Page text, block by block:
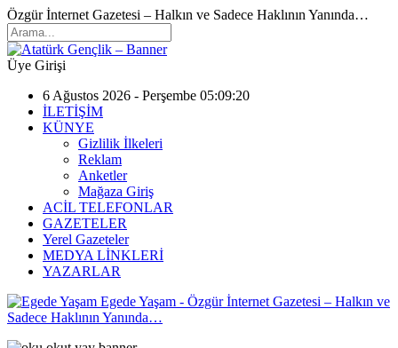
Özgür İnternet Gazetesi – Halkın ve Sadece Haklının Yanında…
Üye Girişi
6 Ağustos 2026 - Perşembe 05:09:20
İLETİŞİM
KÜNYE
Gizlilik İlkeleri
Reklam
Anketler
Mağaza Giriş
ACİL TELEFONLAR
GAZETELER
Yerel Gazeteler
MEDYA LİNKLERİ
YAZARLAR
Egede Yaşam - Özgür İnternet Gazetesi – Halkın ve
Sadece Haklının Yanında…